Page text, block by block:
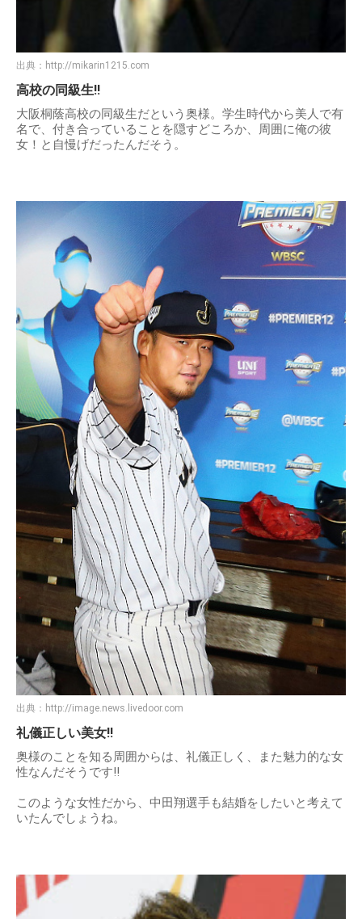
出典： http://mikarin1215.com
高校の同級生!!
大阪桐蔭高校の同級生だという奥様。学生時代から美人で有
名で、付き合っていることを隠すどころか、周囲に俺の彼
女！と自慢げだったんだそう。
出典： http://image.news.livedoor.com
礼儀正しい美女!!
奥様のことを知る周囲からは、礼儀正しく、また魅力的な女
性なんだそうです!!
このような女性だから、中田翔選手も結婚をしたいと考えて
いたんでしょうね。